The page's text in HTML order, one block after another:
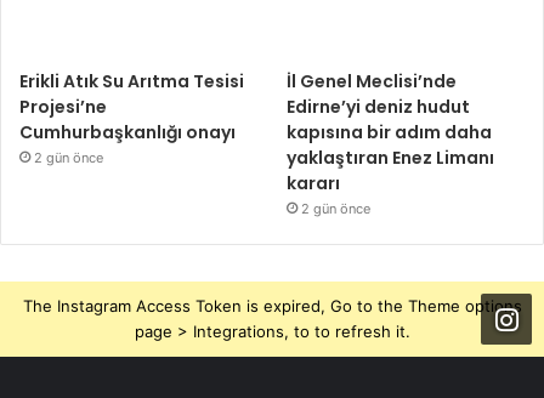
Erikli Atık Su Arıtma Tesisi
Projesi’ne
Cumhurbaşkanlığı onayı
2 gün önce
İl Genel Meclisi’nde
Edirne’yi deniz hudut
kapısına bir adım daha
yaklaştıran Enez Limanı
kararı
2 gün önce
The Instagram Access Token is expired, Go to the Theme options
page > Integrations, to to refresh it.